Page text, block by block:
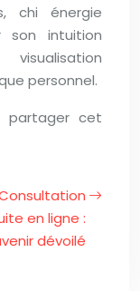
chi énergie
son intuition
personnel.
partager cet
en ligne :
dévoilé